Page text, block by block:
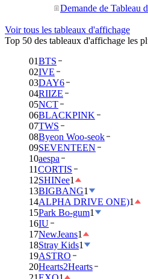
Demande de Tableau
Voir tous les tableaux d'affichage
Top 50 des tableaux d'affichage les
01BTS
02IVE
03DAY6
04RIIZE
05NCT
06BLACKPINK
07TWS
08Byeon Woo-seok
09SEVENTEEN
10aespa
11CORTIS
12SHINee1
13BIGBANG1
14ALPHA DRIVE ONE)1
15Park Bo-gum1
16IU
17NewJeans1
18Stray Kids1
19ASTRO
20Hearts2Hearts